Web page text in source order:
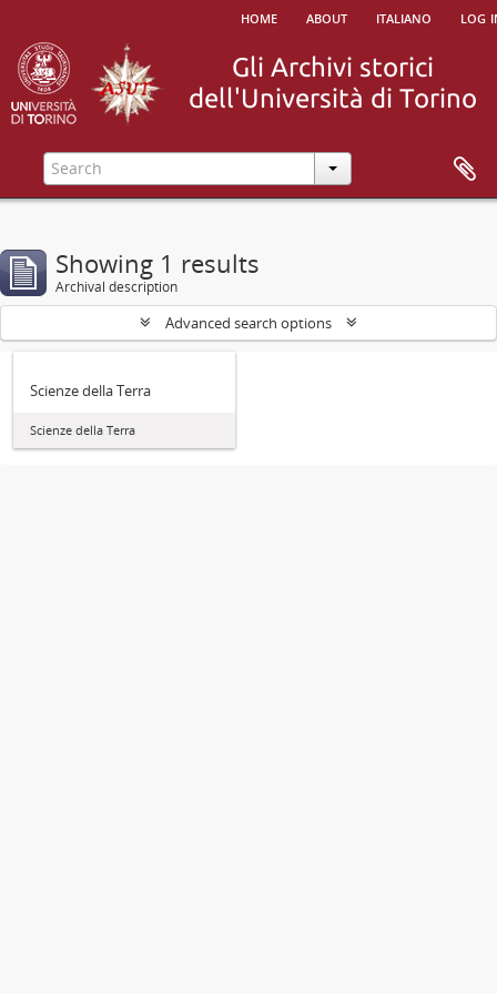
home about italiano log
Showing 1 results
Archival description
Advanced search options
Scienze della Terra
Scienze della Terra